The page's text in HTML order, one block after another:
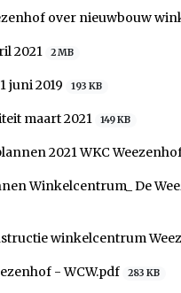
over nieuwbouw
2021 2 MB
juni 2019 193 KB
maart 2021 149 KB
2021 WKC
Winkelcentrum_ De
winkelcentrum
- WCW.pdf 283 KB